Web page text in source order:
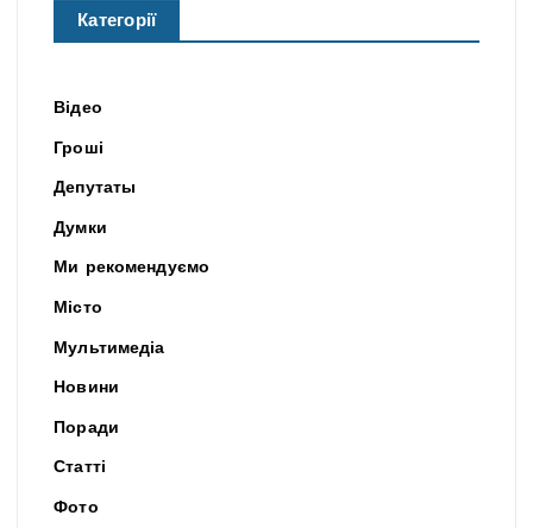
Категорії
Відео
Гроші
Депутаты
Думки
Ми рекомендуємо
Місто
Мультимедіа
Новини
Поради
Статті
Фото